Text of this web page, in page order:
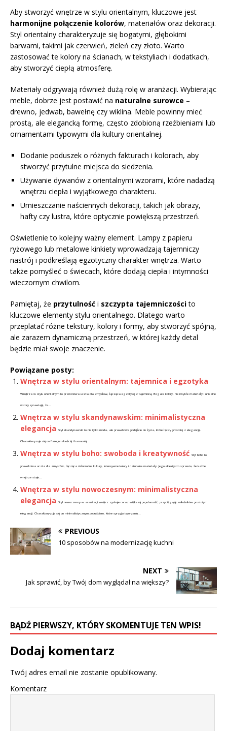
Aby stworzyć wnętrze w stylu orientalnym, kluczowe jest
harmonijne połączenie kolorów, materiałów oraz dekoracji.
Styl orientalny charakteryzuje się bogatymi, głębokimi
barwami, takimi jak czerwień, zieleń czy złoto. Warto
zastosować te kolory na ścianach, w tekstyliach i dodatkach,
aby stworzyć ciepłą atmosferę.
Materiały odgrywają również dużą rolę w aranżacji. Wybierając
meble, dobrze jest postawić na naturalne surowce –
drewno, jedwab, bawełnę czy wiklina. Meble powinny mieć
prostą, ale elegancką formę, często zdobioną rzeźbieniami lub
ornamentami typowymi dla kultury orientalnej.
Dodanie poduszek o różnych fakturach i kolorach, aby
stworzyć przytulne miejsca do siedzenia.
Używanie dywanów z orientalnymi wzorami, które nadadzą
wnętrzu ciepła i wyjątkowego charakteru.
Umieszczanie naściennych dekoracji, takich jak obrazy,
hafty czy lustra, które optycznie powiększą przestrzeń.
Oświetlenie to kolejny ważny element. Lampy z papieru
ryżowego lub metalowe kinkiety wprowadzają tajemniczy
nastrój i podkreślają egzotyczny charakter wnętrza. Warto
także pomyśleć o świecach, które dodają ciepła i intymności
wieczornym chwilom.
Pamiętaj, że przytulność i szczypta tajemniczościto
kluczowe elementy stylu orientalnego. Dlatego warto
przeplatać różne tekstury, kolory i formy, aby stworzyć spójną,
ale zarazem dynamiczną przestrzeń, w której każdy detal
będzie miał swoje znaczenie.
Powiązane posty:
Wnętrza w stylu orientalnym: tajemnica i egzotyka
Wnętrza w stylu orientalnym to prawdziwa uczta dla zmysłów, łącząca egzotykę z tajemnicą. Bogate kolory, niezwykłe materiały i unikalne
wzory sprawiają, że...
Wnętrza w stylu skandynawskim: minimalistyczna
elegancja
Styl skandynawski to nie tylko moda, ale prawdziwe podejście do życia, które łączy prostotę z elegancją.
Charakteryzuje się on funkcjonalnością i harmonią...
Wnętrza w stylu boho: swoboda i kreatywność Styl boho to
prawdziwa uczta dla zmysłów, łącząca różnorodne kultury, intensywne kolory i naturalne materiały. Jego eklektyzm sprawia, że każde
wnętrze staje...
Wnętrza w stylu nowoczesnym: minimalistyczna
elegancja
Styl nowoczesny w aranżacji wnętrz zyskuje coraz większą popularność, przyciągając miłośników prostoty i
elegancji. Charakteryzuje się on minimalistycznym podejściem, które sprzyja tworzeniu...
PREVIOUS
10 sposobów na modernizację kuchni
NEXT
Jak sprawić, by Twój dom wyglądał na większy?
BĄDŹ PIERWSZY, KTÓRY SKOMENTUJE TEN WPIS!
Dodaj komentarz
Twój adres email nie zostanie opublikowany.
Komentarz